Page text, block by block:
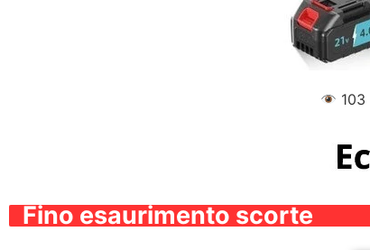
103
Fino esaurimento scorte